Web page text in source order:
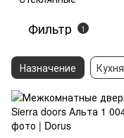
Фильтр 1
Назначение Кухня